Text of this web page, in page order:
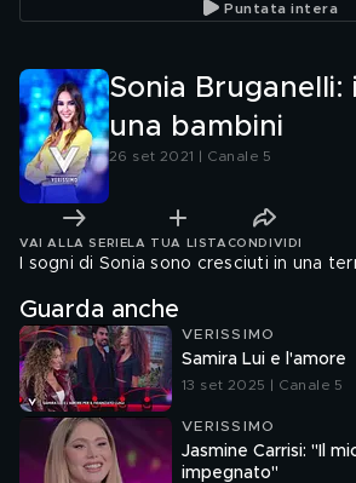
Puntata intera
Sonia Bruganelli:
una bambini
26 set 2021 | Canale 5
VAI ALLA SERIE LA TUA LISTA CONDIVIDI
I sogni di Sonia sono cresciuti in una
Guarda anche
VERISSIMO
Samira Lui e l'amore
13 set 2025 | Canale 5
VERISSIMO
Jasmine Carrisi: "Il
impegnato"